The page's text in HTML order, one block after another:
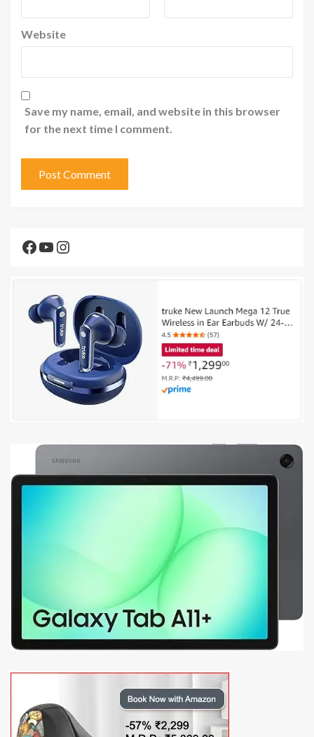
Website
Save my name, email, and website in this browser
for the next time I comment.
Facebook
YouTube
Instagram